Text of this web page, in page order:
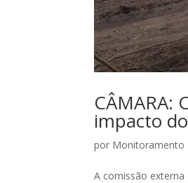
CÂMARA:
impacto
por Monitoramento
A comissão